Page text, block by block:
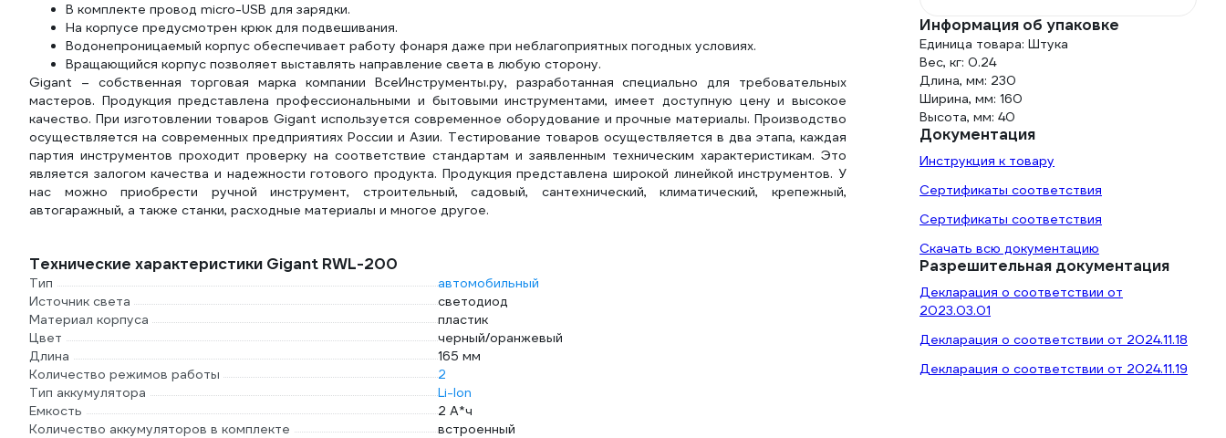
В комплекте провод micro-USB для зарядки.
На корпусе предусмотрен крюк для подвешивания.
Водонепроницаемый корпус обеспечивает работу фонаря даже при неблагоприятных погодных условиях.
Вращающийся корпус позволяет выставлять направление света в любую сторону.
Gigant – собственная торговая марка компании ВсеИнструменты.ру, разработанная специально для требовательных
мастеров. Продукция представлена профессиональными и бытовыми инструментами, имеет доступную цену и высокое
качество. При изготовлении товаров Gigant используется современное оборудование и прочные материалы. Производство
осуществляется на современных предприятиях России и Азии. Тестирование товаров осуществляется в два этапа, каждая
партия инструментов проходит проверку на соответствие стандартам и заявленным техническим характеристикам. Это
является залогом качества и надежности готового продукта. Продукция представлена широкой линейкой инструментов. У
нас можно приобрести ручной инструмент, строительный, садовый, сантехнический, климатический, крепежный,
автогаражный, а также станки, расходные материалы и многое другое.
Технические характеристики Gigant RWL-200
Тип
автомобильный
Источник света
светодиод
Материал корпуса
пластик
Цвет
черный/оранжевый
Длина
165 мм
Количество режимов работы
2
Тип аккумулятора
Li-Ion
Емкость
2 А*ч
Количество аккумуляторов в комплекте
встроенный
Информация об упаковке
Единица товара: Штука
Вес, кг: 0.24
Длина, мм: 230
Ширина, мм: 160
Высота, мм: 40
Документация
Инструкция к товару
Сертификаты соответствия
Сертификаты соответствия
Скачать всю документацию
Разрешительная документация
Декларация о соответствии от
2023.03.01
Декларация о соответствии от 2024.11.18
Декларация о соответствии от 2024.11.19